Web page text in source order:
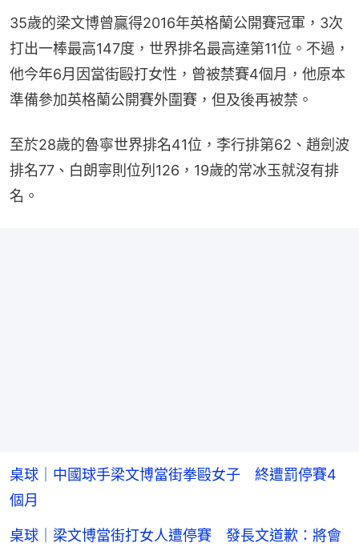
35歲的梁文博曾贏得2016年英格蘭公開賽冠軍，3次
打出一棒最高147度，世界排名最高達第11位。不過，
他今年6月因當街毆打女性，曾被禁賽4個月，他原本
準備參加英格蘭公開賽外圍賽，但及後再被禁。
至於28歲的魯寧世界排名41位，李行排第62、趙劍波
排名77、白朗寧則位列126，19歲的常冰玉就沒有排
名。
桌球｜中國球手梁文博當街拳毆女子 終遭罰停賽4
個月
桌球｜梁文博當街打女人遭停賽 發長文道歉：將會